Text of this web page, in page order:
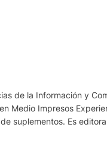
de la Información y
Medio Impresos
suplementos. Es